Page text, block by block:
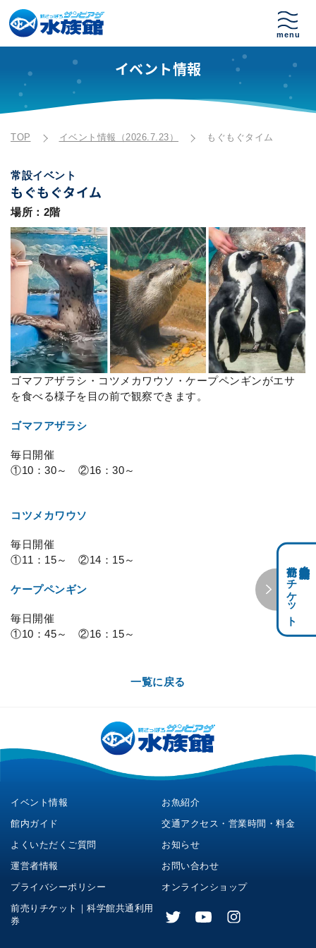
イベント情報
TOP イベント情報（2026.7.23） もぐもぐタイム
常設イベント
もぐもぐタイム
場所：2階
ゴマフアザラシ・コツメカワウソ・ケープペンギンがエサ
を食べる様子を目の前で観察できます。
ゴマフアザラシ
毎日開催
①10：30～ ②16：30～
コツメカワウソ
毎日開催
①11：15～ ②14：15～
ケープペンギン
毎日開催
①10：45～ ②16：15～
一覧に戻る
前売りチケット
イベント情報
お魚紹介
館内ガイド
交通アクセス・営業時間・料金
よくいただくご質問
お知らせ
運営者情報
お問い合わせ
プライバシーポリシー
オンラインショップ
前売りチケット｜科学館共通利用
券